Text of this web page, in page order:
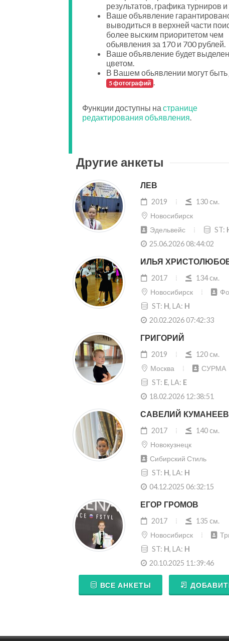
результатов, графика турниров и
Ваше объявление
выводиться в верхней части
более выским приоритетом чем
обьявления за 170 и 700 рублей.
Ваше объявление будет
цветом.
В Вашем обьявлении могут быть
5 фотографий .
Функции доступны на странице
редактирования объявления.
Другие анкеты
ЛЕВ
2019
130 cм.
Новосибирск
Эдельвейс
ST:
25.06.2026 08:44:02
ИЛЬЯ
2017
134 cм.
Новосибирск
ST: H, LA: H
20.02.2026 07:42:33
ГРИГОРИЙ
2019
120 cм.
Москва
СУРМА
ST: E, LA: E
18.02.2026 12:38:51
САВЕЛИЙ КУМАНЕЕВ
2017
140 cм.
Новокузнецк
Сибирский Стиль
ST: H, LA: H
04.12.2025 06:32:15
ЕГОР ГРОМОВ
2017
135 cм.
Новосибирск
ST: H, LA: H
20.10.2025 11:39:46
ВСЕ АНКЕТЫ